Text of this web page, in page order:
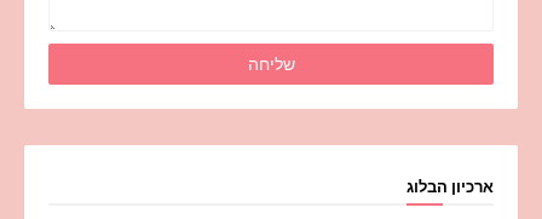
ארכיון הבלוג